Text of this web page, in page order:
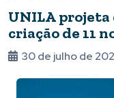
UNILA projeta
criação de 11
30 de julho de